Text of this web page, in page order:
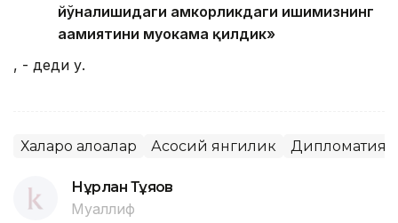
йўналишидаги ҳамкорликдаги ишимизнинг
аҳамиятини муҳокама қилдик»
, - деди у.
Халқаро алоқалар Асосий янгилик Дипломатия
Нұрлан Тұяқов
Муаллиф